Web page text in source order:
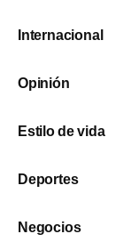
Internacional
Opinión
Estilo de vida
Deportes
Negocios